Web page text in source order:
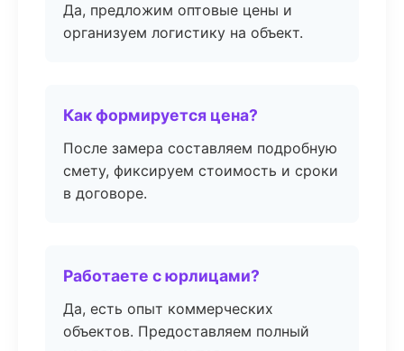
Да, предложим оптовые цены и
организуем логистику на объект.
Как формируется цена?
После замера составляем подробную
смету, фиксируем стоимость и сроки
в договоре.
Работаете с юрлицами?
Да, есть опыт коммерческих
объектов. Предоставляем полный